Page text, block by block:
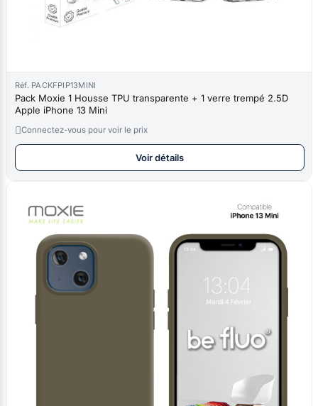
Réf. PACKFPIP13MINI
Pack Moxie 1 Housse TPU transparente + 1 verre trempé 2.5D
Apple iPhone 13 Mini
Connectez-vous pour voir le prix
Voir détails